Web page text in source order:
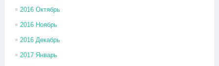
2016 Октябрь
2016 Ноябрь
2016 Декабрь
2017 Январь